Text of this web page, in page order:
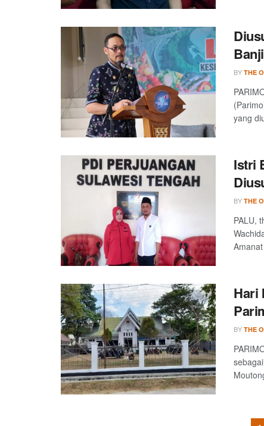
BY THE
yang
Istri
BY THE
PALU,
Hari
BY THE